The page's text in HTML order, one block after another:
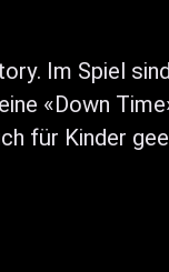
Im Spiel
«Down
für Kinder